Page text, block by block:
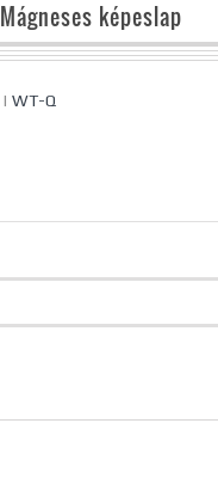
Mágneses képeslap
| WT-Q